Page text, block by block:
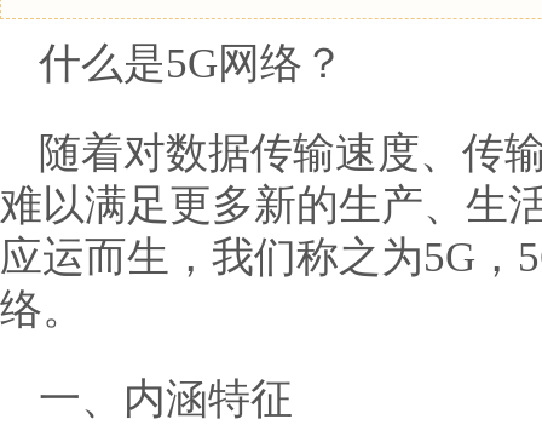
什么是5G网络？
随着对数据传输速度、传
难以满足更多新的生产、生
应运而生，我们称之为5G，
络。
一、内涵特征